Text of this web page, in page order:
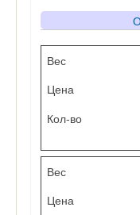
Вес
Цена
Кол-во